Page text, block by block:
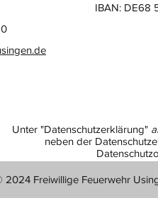
IBAN: DE68
Unter "Datenschutzerklärung"
neben der
2024 Freiwillige Feuerwehr